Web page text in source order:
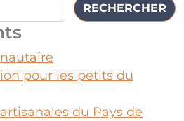
RECHERCHER
pour les petits du
du Pays de